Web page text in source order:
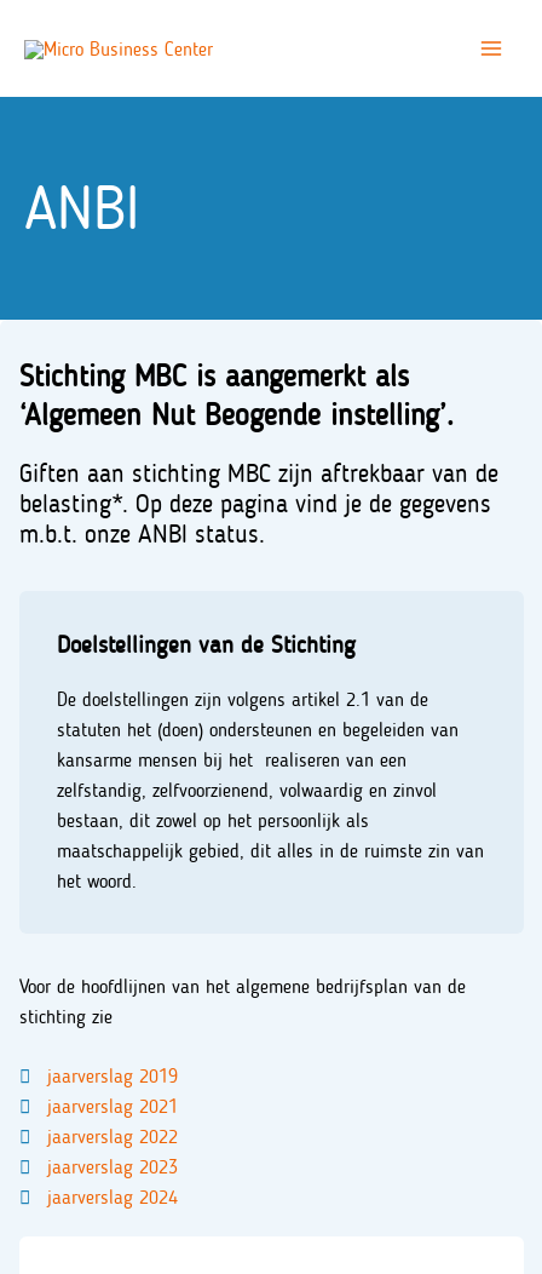
naar
inhoud
ANBI
Stichting MBC is aangemerkt als
‘Algemeen Nut Beogende instelling’.
Giften aan stichting MBC zijn aftrekbaar van de
belasting*. Op deze pagina vind je de gegevens
m.b.t. onze ANBI status.
Doelstellingen van de Stichting
De doelstellingen zijn volgens artikel 2.1 van de
statuten het (doen) ondersteunen en begeleiden van
kansarme mensen bij het realiseren van een
zelfstandig, zelfvoorzienend, volwaardig en zinvol
bestaan, dit zowel op het persoonlijk als
maatschappelijk gebied, dit alles in de ruimste zin van
het woord.
Voor de hoofdlijnen van het algemene bedrijfsplan van de
stichting zie
jaarverslag 2019
jaarverslag 2021
jaarverslag 2022
jaarverslag 2023
jaarverslag 2024